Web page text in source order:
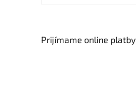
Prijímame online platby